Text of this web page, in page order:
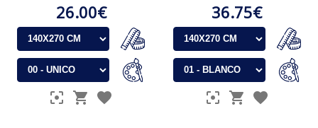
26.00€ 36.75€